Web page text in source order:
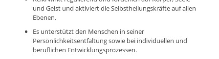
und Geist und aktiviert die Selbstheilungskräfte auf allen
Ebenen.
Es unterstützt den Menschen in seiner
Persönlichkeitsentfaltung sowie bei individuellen und
beruflichen Entwicklungsprozessen.